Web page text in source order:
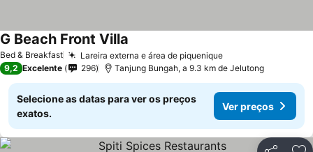
Bed & Breakfast Lareira externa e área de piqueniqueVer preços
G Beach Front Villa
9,2 Excelente 296 Tanjung Bungah, a 9.3 km de Jelutong
Selecione as datas para ver os preços
exatos.
Ver preços